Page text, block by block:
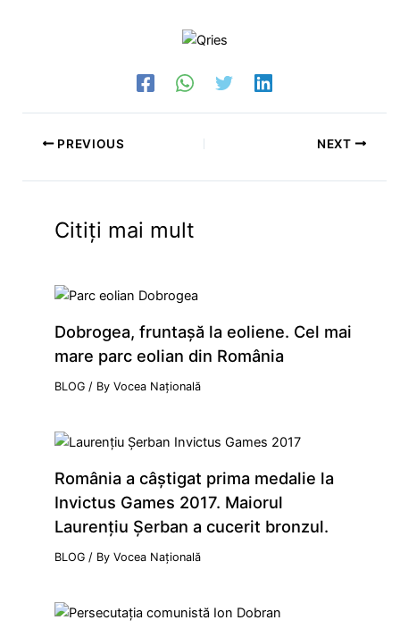
PREVIOUS NEXT
Citiți mai mult
Dobrogea, fruntaşă la eoliene. Cel mai
mare parc eolian din România
BLOG / ByVocea Națională
România a câştigat prima medalie la
Invictus Games 2017. Maiorul
Laurenţiu Şerban a cucerit bronzul.
BLOG / ByVocea Națională